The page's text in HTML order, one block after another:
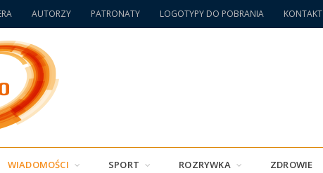
AUTORZY PATRONATY LOGOTYPY DO POBRANIA KONTAKT
WIADOMOŚCI SPORT ROZRYWKA ZDROWIE